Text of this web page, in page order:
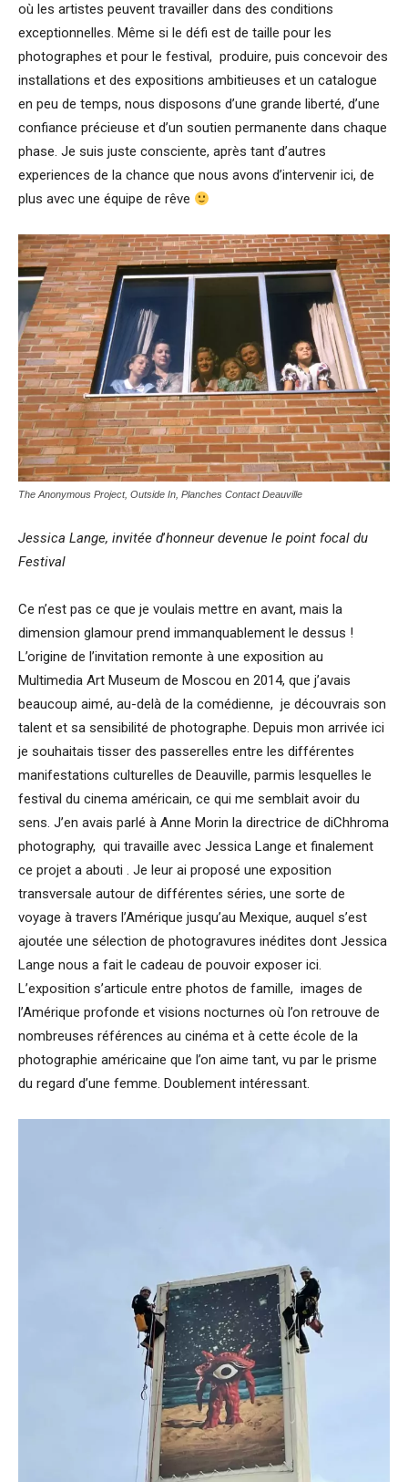
où les artistes peuvent travailler dans des conditions
exceptionnelles. Même si le défi est de taille pour les
photographes et pour le festival, produire, puis concevoir des
installations et des expositions ambitieuses et un catalogue
en peu de temps, nous disposons d’une grande liberté, d’une
confiance précieuse et d’un soutien permanente dans chaque
phase. Je suis juste consciente, après tant d’autres
experiences de la chance que nous avons d’intervenir ici, de
plus avec une équipe de rêve
The Anonymous Project, Outside In, Planches Contact Deauville
Jessica Lange, invitée d’honneur devenue le point focal du
Festival
Ce n’est pas ce que je voulais mettre en avant, mais la
dimension glamour prend immanquablement le dessus !
L’origine de l’invitation remonte à une exposition au
Multimedia Art Museum de Moscou en 2014, que j’avais
beaucoup aimé, au-delà de la comédienne, je découvrais son
talent et sa sensibilité de photographe. Depuis mon arrivée ici
je souhaitais tisser des passerelles entre les différentes
manifestations culturelles de Deauville, parmis lesquelles le
festival du cinema américain, ce qui me semblait avoir du
sens. J’en avais parlé à Anne Morin la directrice de diChhroma
photography, qui travaille avec Jessica Lange et finalement
ce projet a abouti . Je leur ai proposé une exposition
transversale autour de différentes séries, une sorte de
voyage à travers l’Amérique jusqu’au Mexique, auquel s’est
ajoutée une sélection de photogravures inédites dont Jessica
Lange nous a fait le cadeau de pouvoir exposer ici.
L’exposition s’articule entre photos de famille, images de
l’Amérique profonde et visions nocturnes où l’on retrouve de
nombreuses références au cinéma et à cette école de la
photographie américaine que l’on aime tant, vu par le prisme
du regard d’une femme. Doublement intéressant.